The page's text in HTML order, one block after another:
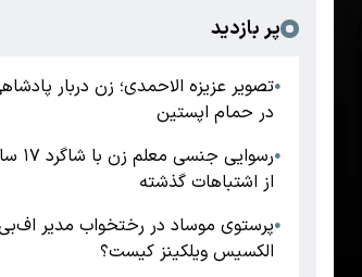
پر بازدید
●تصویر عزیزه الاحمدی؛ زن دربار
در حمام اپستین
●
از اشتباهات گذشته
●پرستوی موساد در رختخواب مدیر
الکسیس ویلکینز کیست؟